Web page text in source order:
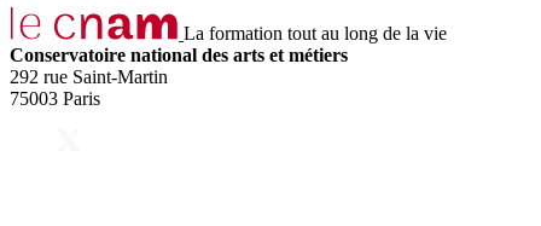
La formation tout au long de la vie
Conservatoire national des arts et métiers
292 rue Saint-Martin
75003 Paris